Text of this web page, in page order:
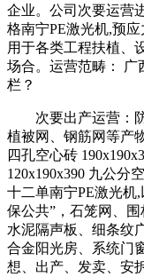
企业。公司次要运营
格南宁PE激光机,预
用于各类工程扶植、
场合。运营范畴： 广
栏？
次要出产运营：防
植被网、钢筋网等产
四孔空心砖
120x190x390 九公分
十二单南宁PE激光机
保公共”，石笼网、
水泥隔声板、细条纹
合金阳光房、系统门
想、出产、发卖、安